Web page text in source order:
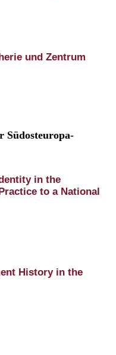
und Zentrum
Südosteuropa-
in the
to a National
History in the